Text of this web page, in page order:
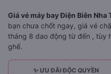
Giá vé máy bay Điện Biên Nha
bạn chưa chốt ngay, giá vé
tháng 8 dao động từ đến , tùy
ghế.
✨ ƯU ĐÃI ĐỘC QUYỀN